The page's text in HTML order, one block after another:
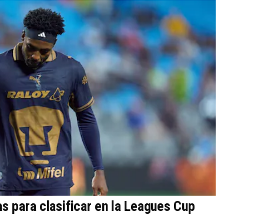
para clasificar en la Leagues Cup